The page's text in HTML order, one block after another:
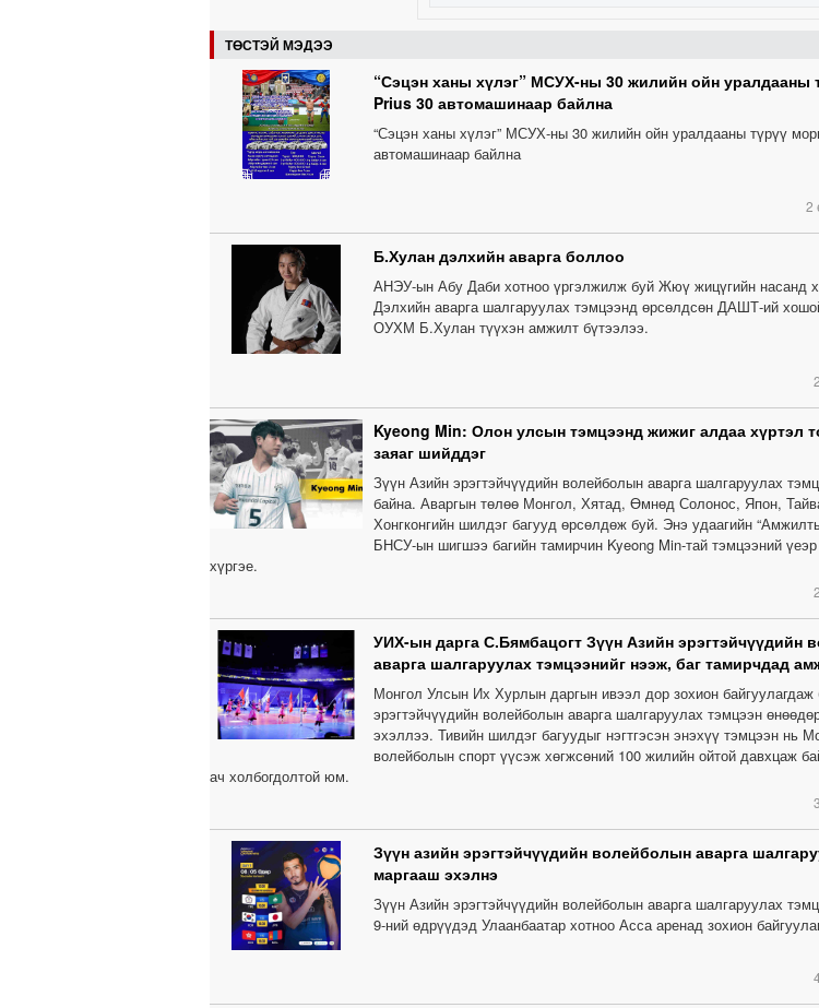
ТӨСТЭЙ МЭДЭЭ
“Сэцэн ханы хүлэг” МСУХ-ны 30 жилийн ойн уралдааны
Prius 30 автомашинаар байлна
“Сэцэн ханы хүлэг” МСУХ-ны 30 жилийн ойн уралдааны түрүү
автомашинаар байлна
2
Б.Хулан дэлхийн аварга боллоо
АНЭУ-ын Абу Даби хотноо үргэлжилж буй Жюү жицүгийн насанд
Дэлхийн аварга шалгаруулах тэмцээнд өрсөлдсөн ДАШТ-ий
ОУХМ Б.Хулан түүхэн амжилт бүтээлээ.
Kyeong Min: Олон улсын тэмцээнд жижиг алдаа хүртэл
заяаг шийддэг
Зүүн Азийн эрэгтэйчүүдийн волейболын аварга шалгаруулах
байна. Аваргын төлөө Монгол, Хятад, Өмнөд Солонос, Япон,
Хонгконгийн шилдэг багууд өрсөлдөж буй. Энэ удаагийн
БНСУ-ын шигшээ багийн тамирчин Kyeong Min-тай тэмцээний
хүргэе.
УИХ-ын дарга С.Бямбацогт Зүүн Азийн эрэгтэйчүүдийн
аварга шалгаруулах тэмцээнийг нээж, баг тамирчдад
Монгол Улсын Их Хурлын даргын ивээл дор зохион байгуулагдаж
эрэгтэйчүүдийн волейболын аварга шалгаруулах тэмцээн
эхэллээ. Тивийн шилдэг багуудыг нэгтгэсэн энэхүү тэмцээн нь
волейболын спорт үүсэж хөгжсөний 100 жилийн ойтой давхцаж
ач холбогдолтой юм.
Зүүн азийн эрэгтэйчүүдийн волейболын аварга
маргааш эхэлнэ
Зүүн Азийн эрэгтэйчүүдийн волейболын аварга шалгаруулах
9-ний өдрүүдэд Улаанбаатар хотноо Асса аренад зохион